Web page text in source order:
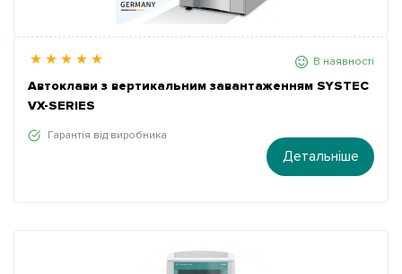
В наявності
Автоклави з вертикальним завантаженням SYSTEC
VX-SERIES
Гарантія від виробника
Детальніше